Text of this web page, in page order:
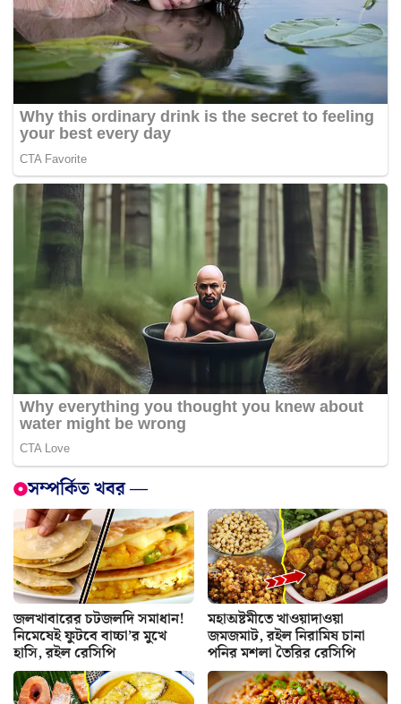
সম্পর্কিত খবর —
জলখাবারের চটজলদি সমাধান!
নিমেষেই ফুটবে বাচ্চা’র মুখে
হাসি, রইল রেসিপি
মহাঅষ্টমীতে খাওয়াদাওয়া
জমজমাট, রইল নিরামিষ চানা
পনির মশলা তৈরির রেসিপি